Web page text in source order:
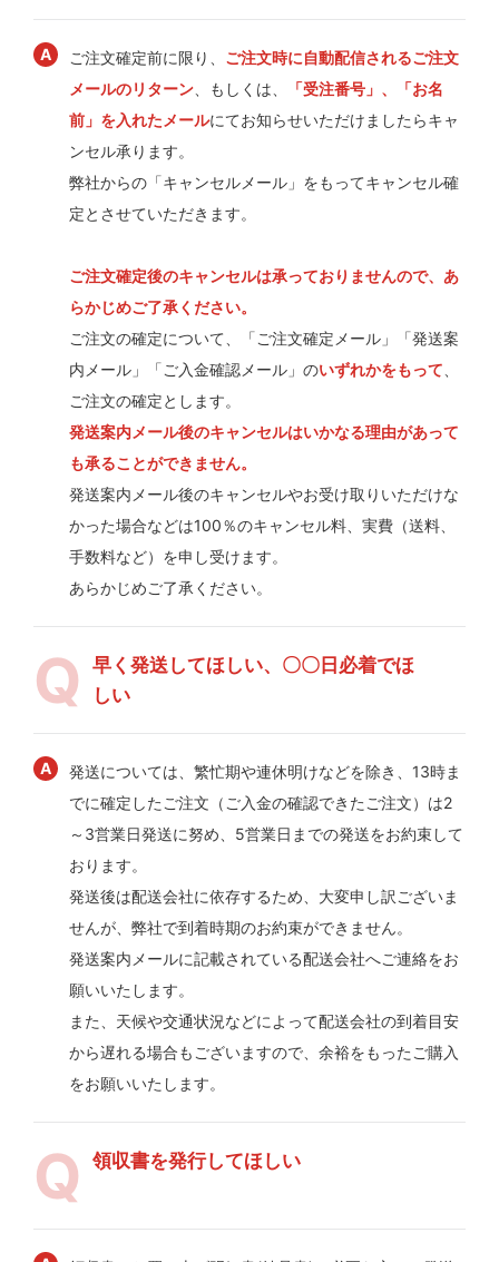
ご注文確定前に限り、 ご注文時に自動配信されるご注文
メールのリターン 、もしくは、
「受注番号」、「お名
前」を入れたメールにてお知らせいただけましたらキャ
ンセル承ります。
弊社からの「キャンセルメール」をもってキャンセル確
定とさせていただきます。
ご注文確定後のキャンセルは承っておりませんので、あ
らかじめご了承ください。
ご注文の確定について、「ご注文確定メール」「発送案
内メール」「ご入金確認メール」のいずれかをもって
ご注文の確定とします。
発送案内メール後のキャンセルはいかなる理由があって
も承ることができません。
発送案内メール後のキャンセルやお受け取りいただけな
かった場合などは100％のキャンセル料、実費（送料、
手数料など）を申し受けます。
あらかじめご了承ください。
早く発送してほしい、〇〇日必着でほ
しい
発送については、繁忙期や連休明けなどを除き、13時ま
でに確定したご注文（ご入金の確認できたご注文）は2
～3営業日発送に努め、5営業日までの発送をお約束して
おります。
発送後は配送会社に依存するため、大変申し訳ございま
せんが、弊社で到着時期のお約束ができません。
発送案内メールに記載されている配送会社へご連絡をお
願いいたします。
また、天候や交通状況などによって配送会社の到着目安
から遅れる場合もございますので、余裕をもったご購入
をお願いいたします。
領収書を発行してほしい